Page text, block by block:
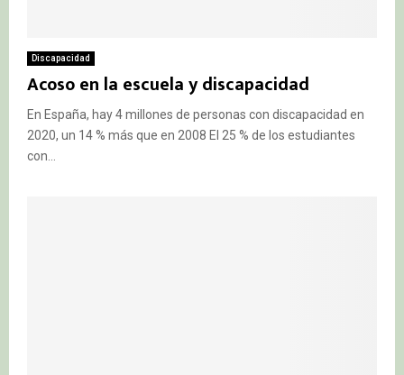
Discapacidad
Acoso en la escuela y discapacidad
En España, hay 4 millones de personas con discapacidad en
2020, un 14 % más que en 2008 El 25 % de los estudiantes
con...